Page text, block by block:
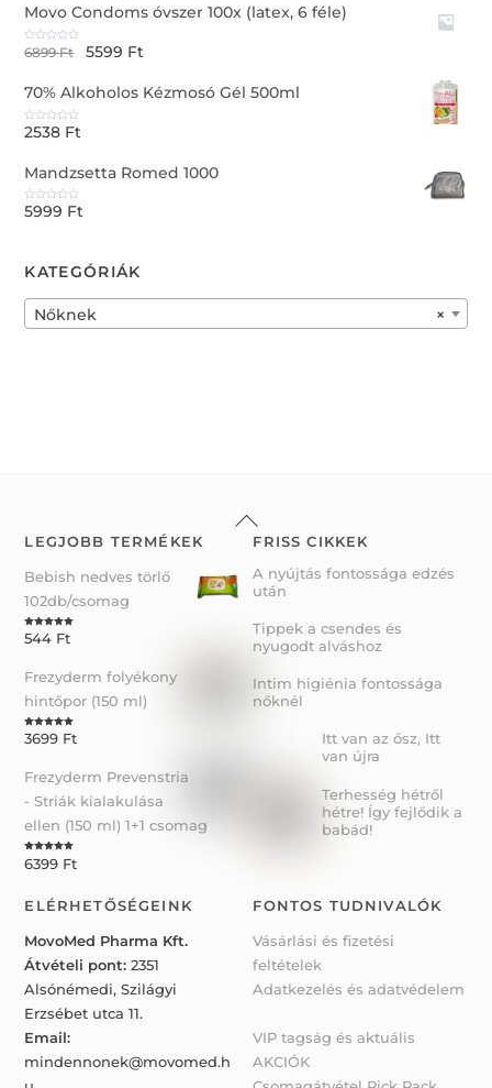
d
0
o
u
t
o
Movo Condoms óvszer 100x (latex, 6 féle)
R
a
d
0
o
u
t
o
6899Ft 5599 Ft
70% Alkoholos Kézmosó Gél 500ml
R
a
d
0
o
u
t
o
2538 Ft
Mandzsetta Romed 1000
R
a
o
u
o
5999 Ft
KATEGÓRIÁK
×
Nőknek
Back
To
LEGJOBB TERMÉKEK
Bebish nedves törlő
102db/csomag
Rated5.00
out of 5
544 Ft
Frezyderm folyékony
hintőpor (150 ml)
Rated5.00
out of 5
3699 Ft
Frezyderm Prevenstria
- Striák kialakulása
ellen (150 ml) 1+1 csomag
Rated5.00
out of 5
6399 Ft
FRISS CIKKEK
A nyújtás fontossága edzés
után
Tippek a csendes és
nyugodt alváshoz
Intim higiénia fontossága
nőknél
Itt van az ősz, Itt
van újra
Terhesség hétről
hétre! Így fejlődik a
babád!
ELÉRHETŐSÉGEINK
MovoMed Pharma Kft.
Átvételi pont: 2351
Alsónémedi, Szilágyi
Erzsébet utca 11.
Email:
mindennonek@movomed.h
FONTOS TUDNIVALÓK
Vásárlási és fizetési
feltételek
Adatkezelés és adatvédelem
VIP tagság és aktuális
AKCIÓK